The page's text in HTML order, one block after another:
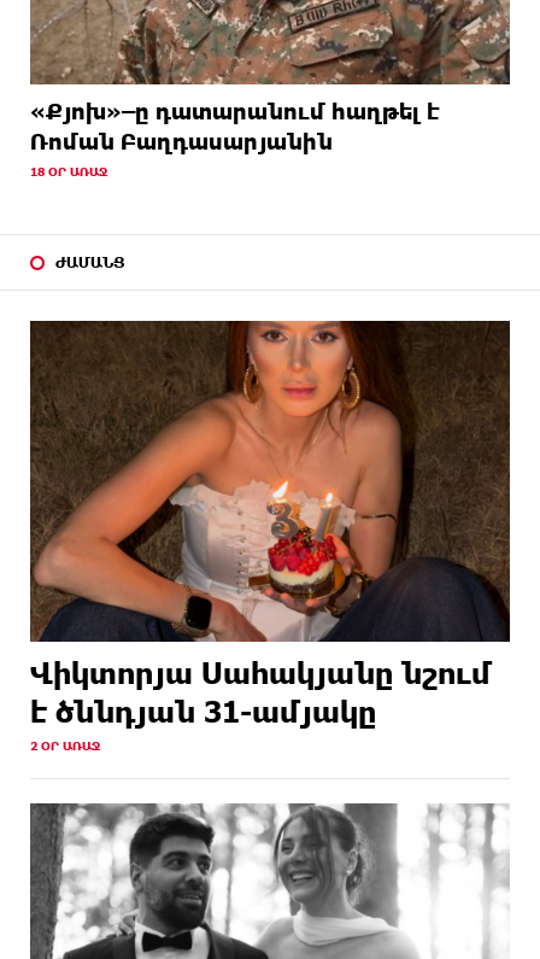
«Քյոխ»–ը դատարանում հաղթել է
Ռոման Բաղդասարյանին
18 ՕՐ ԱՌԱՋ
ԺԱՄԱՆՑ
Վիկտորյա Սահակյանը նշում
է ծննդյան 31-ամյակը
2 ՕՐ ԱՌԱՋ